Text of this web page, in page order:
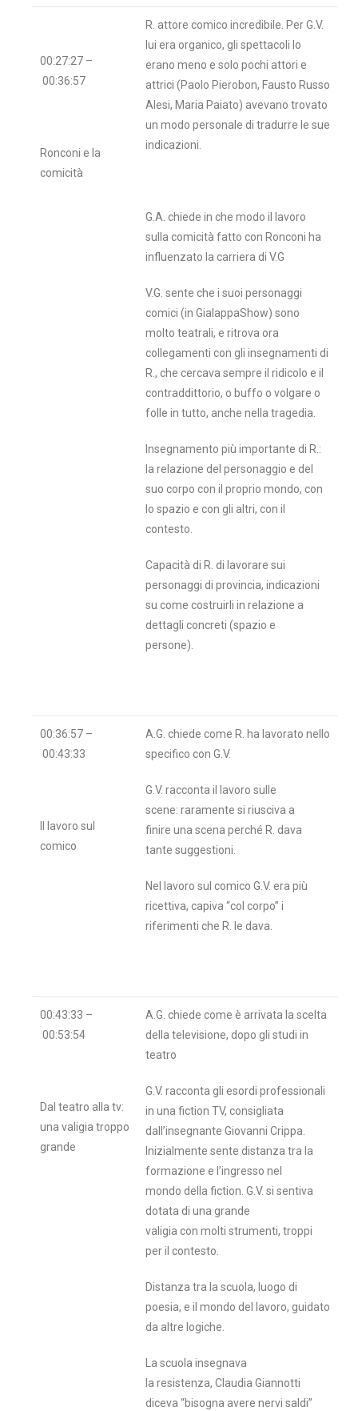
00:27:27 –
00:36:57
Ronconi e la
comicità
R. attore comico incredibile. Per G.V.
lui era organico, gli spettacoli lo
erano meno e solo pochi attori e
attrici (Paolo Pierobon, Fausto Russo
Alesi, Maria Paiato) avevano trovato
un modo personale di tradurre le sue
indicazioni.
G.A. chiede in che modo il lavoro
sulla comicità fatto con Ronconi ha
influenzato la carriera di V.G
V.G. sente che i suoi personaggi
comici (in GialappaShow) sono
molto teatrali, e ritrova ora
collegamenti con gli insegnamenti di
R., che cercava sempre il ridicolo e il
contraddittorio, o buffo o volgare o
folle in tutto, anche nella tragedia.
Insegnamento più importante di R.:
la relazione del personaggio e del
suo corpo con il proprio mondo, con
lo spazio e con gli altri, con il
contesto.
Capacità di R. di lavorare sui
personaggi di provincia, indicazioni
su come costruirli in relazione a
dettagli concreti (spazio e
persone).
00:36:57 –
00:43:33
Il lavoro sul
comico
A.G. chiede come R. ha lavorato nello
specifico con G.V.
G.V. racconta il lavoro sulle
scene: raramente si riusciva a
finire una scena perché R. dava
tante suggestioni.
Nel lavoro sul comico G.V. era più
ricettiva, capiva “col corpo” i
riferimenti che R. le dava.
00:43:33 –
00:53:54
Dal teatro alla tv:
una valigia troppo
grande
A.G. chiede come è arrivata la scelta
della televisione, dopo gli studi in
teatro
G.V. racconta gli esordi professionali
in una fiction TV, consigliata
dall’insegnante Giovanni Crippa.
Inizialmente sente distanza tra la
formazione e l’ingresso nel
mondo della fiction. G.V. si sentiva
dotata di una grande
valigia con molti strumenti, troppi
per il contesto.
Distanza tra la scuola, luogo di
poesia, e il mondo del lavoro, guidato
da altre logiche.
La scuola insegnava
la resistenza, Claudia Giannotti
diceva “bisogna avere nervi saldi”